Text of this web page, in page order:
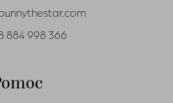
884 998 366